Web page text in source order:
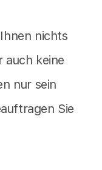
nichts
auch keine
nur sein
Sie